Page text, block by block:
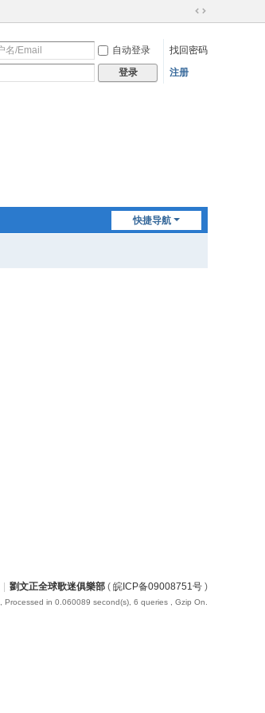
切
到
自动登录
找回密码
登录 注册
快捷导航
劉文正全球歌迷俱樂部 ( 皖ICP备09008751号 )
, Processed in 0.060089 second(s), 6 queries , Gzip On.